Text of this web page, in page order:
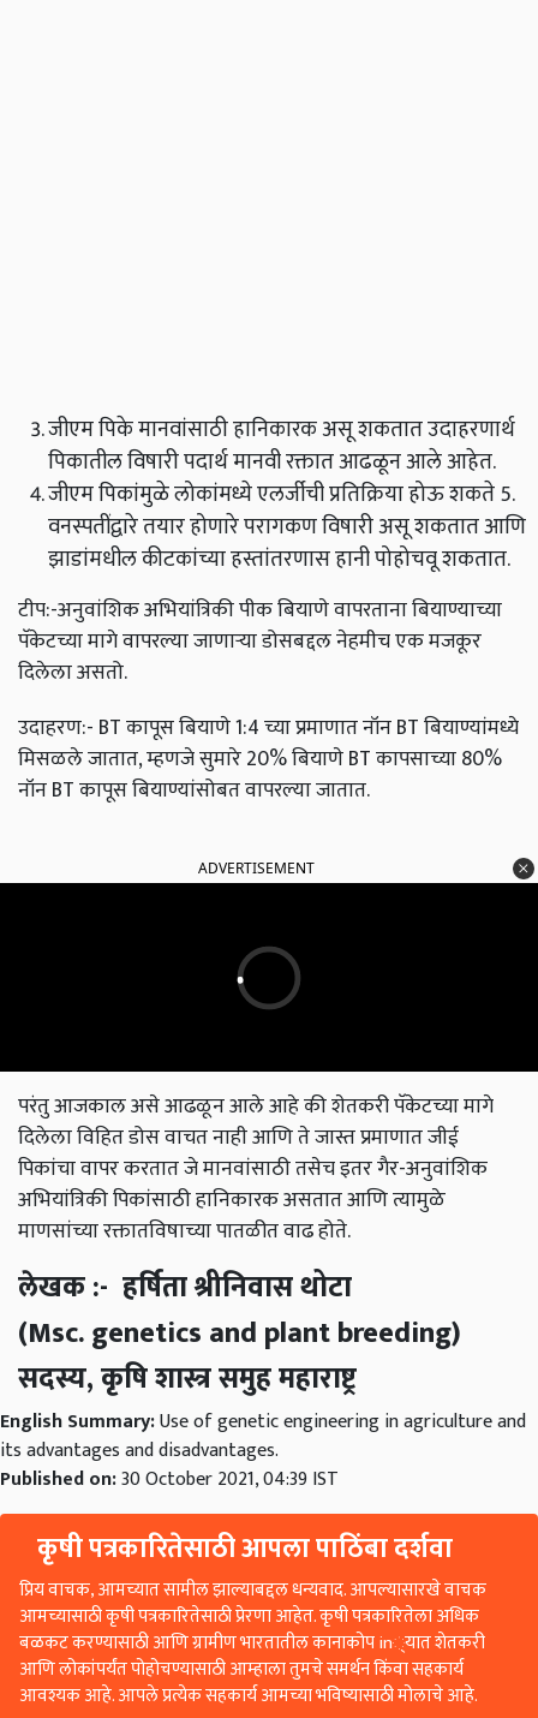
जीएम पिके मानवांसाठी हानिकारक असू शकतात उदाहरणार्थ
पिकातील विषारी पदार्थ मानवी रक्तात आढळून आले आहेत.
जीएम पिकांमुळे लोकांमध्ये एलर्जीची प्रतिक्रिया होऊ शकते 5.
वनस्पतींद्वारे तयार होणारे परागकण विषारी असू शकतात आणि
झाडांमधील कीटकांच्या हस्तांतरणास हानी पोहोचवू शकतात.
टीप:-अनुवांशिक अभियांत्रिकी पीक बियाणे वापरताना बियाण्याच्या
पॅकेटच्या मागे वापरल्या जाणार्‍या डोसबद्दल नेहमीच एक मजकूर
दिलेला असतो.
उदाहरण:- BT कापूस बियाणे 1:4 च्या प्रमाणात नॉन BT बियाण्यांमध्ये
मिसळले जातात, म्हणजे सुमारे 20% बियाणे BT कापसाच्या 80%
नॉन BT कापूस बियाण्यांसोबत वापरल्या जातात.
परंतु आजकाल असे आढळून आले आहे की शेतकरी पॅकेटच्या मागे
दिलेला विहित डोस वाचत नाही आणि ते जास्त प्रमाणात जीई
पिकांचा वापर करतात जे मानवांसाठी तसेच इतर गैर-अनुवांशिक
अभियांत्रिकी पिकांसाठी हानिकारक असतात आणि त्यामुळे
माणसांच्या रक्तातविषाच्या पातळीत वाढ होते.
लेखक :- हर्षिता श्रीनिवास थोटा
(Msc. genetics and plant breeding)
सदस्य, कृषि शास्त्र समुह महाराष्ट्र
English Summary: Use of genetic engineering in agriculture and
its advantages and disadvantages.
Published on:30 October 2021, 04:39 IST
कृषी पत्रकारितेसाठी आपला पाठिंबा दर्शवा
प्रिय वाचक, आमच्यात सामील झाल्याबद्दल धन्यवाद. आपल्यासारखे वाचक
आमच्यासाठी कृषी पत्रकारितेसाठी प्रेरणा आहेत. कृषी पत्रकारितेला अधिक
बळकट करण्यासाठी आणि ग्रामीण भारतातील कानाकोप in्यात शेतकरी
आणि लोकांपर्यंत पोहोचण्यासाठी आम्हाला तुमचे समर्थन किंवा सहकार्य
आवश्यक आहे. आपले प्रत्येक सहकार्य आमच्या भविष्यासाठी मोलाचे आहे.